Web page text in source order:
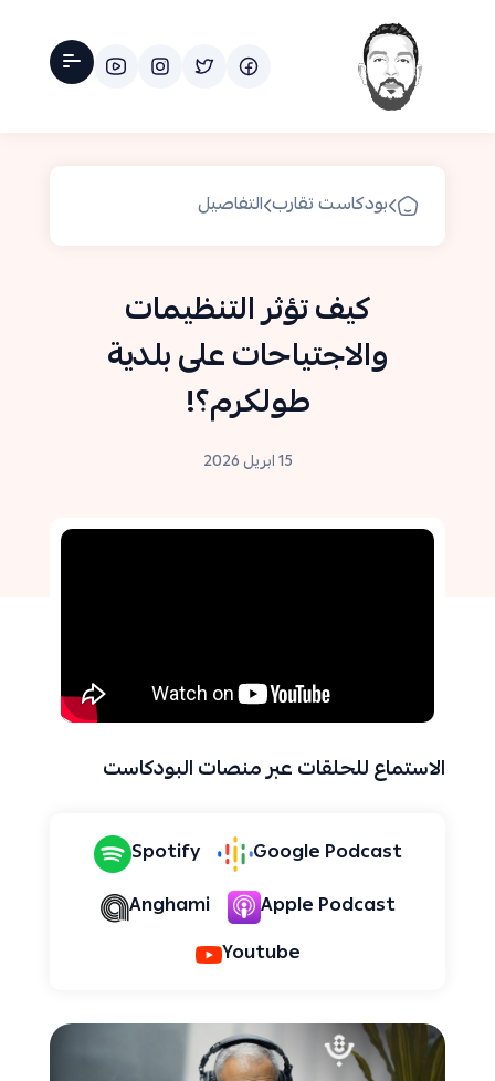
بودكاست تقارب التفاصيل
كيف تؤثر التنظيمات
والاجتياحات على بلدية
طولكرم؟!
15 ابريل 2026
الاستماع للحلقات عبر منصات البودكاست
Google Podcast
Spotify
Apple Podcast
Anghami
Youtube